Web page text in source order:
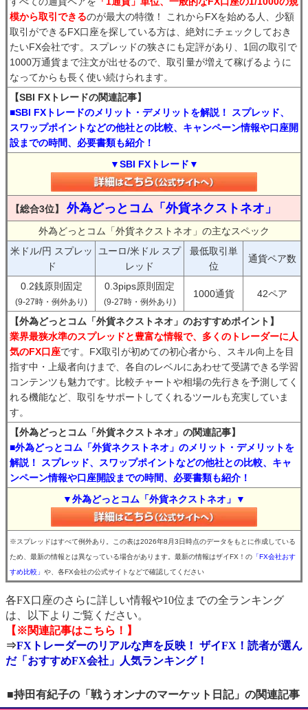
模から取引できるのが最大の特徴！ これからFXを始める人、少額
取引ができるFX口座を探している方は、絶対にチェックしておき
たいFX会社です。スプレッドの狭さにも定評があり、1回の取引で
1000万通貨まで注文が出せるので、取引量が増えて稼げるように
なってからも長く使い続けられます。
【SBI FXトレードの関連記事】
■SBI FXトレードのメリット・デメリットを解説！ スプレッド、
スワップポイントなどの他社との比較、キャンペーン情報や口座開
設までの時間、必要書類も紹介！
▼SBI FXトレード▼
【総合3位】 外為どっとコム「外貨ネクストネオ」
外為どっとコム「外貨ネクストネオ」の主なスペック
米ドル/円 スプレッ
ド
ユーロ/米ドル スプ
レッド
最低取引単
位
通貨ペア数
0.2銭原則固定
(9-27時・例外あり)
0.3pips原則固定
(9-27時・例外あり)
1000通貨 42ペア
【外為どっとコム「外貨ネクストネオ」のおすすめポイント】
業界最狭水準のスプレッドと豊富な情報で、多くのトレーダーに人
気のFX口座です。FX取引が初めての初心者から、スキル向上を目
指す中・上級者向けまで、各自のレベルにあわせて受講できる学習
コンテンツも魅力です。比較チャートや相場の先行きを予測してく
れる機能など、取引をサポートしてくれるツールも充実していま
す。
【外為どっとコム「外貨ネクストネオ」の関連記事】
■外為どっとコム「外貨ネクストネオ」のメリット・デメリットを
解説！ スプレッド、スワップポイントなどの他社との比較、キャ
ンペーン情報や口座開設までの時間、必要書類も紹介！
▼外為どっとコム「外貨ネクストネオ」▼
※スプレッドはすべて例外あり。この表は2026年8月3日時点のデータをもとに作成している
ため、最新の情報とは異なっている場合があります。最新の情報はザイFX！の 「FX会社おす
すめ比較」 や、各FX会社の公式サイトなどで確認してください
各FX口座のさらに詳しい情報や10位までの全ランキング
は、以下よりご覧ください。
【※関連記事はこちら！】
⇒FXトレーダーのリアルな声を反映！ ザイFX！読者が選ん
だ「おすすめFX会社」人気ランキング！
■持田有紀子の「戦うオンナのマーケット日記」の関連記事